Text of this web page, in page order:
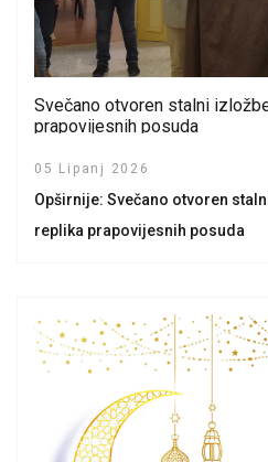
Svečano otvoren stalni
prapovijesnih posuda
05 Lipanj 2026
Opširnije: Svečano otvoren
replika prapovijesnih posuda